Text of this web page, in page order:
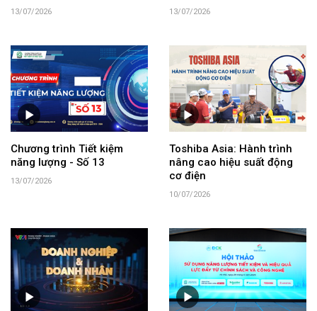
13/07/2026 13/07/2026
Chương trình Tiết kiệm
năng lượng - Số 13
13/07/2026
Toshiba Asia: Hành trình
nâng cao hiệu suất động
cơ điện
10/07/2026